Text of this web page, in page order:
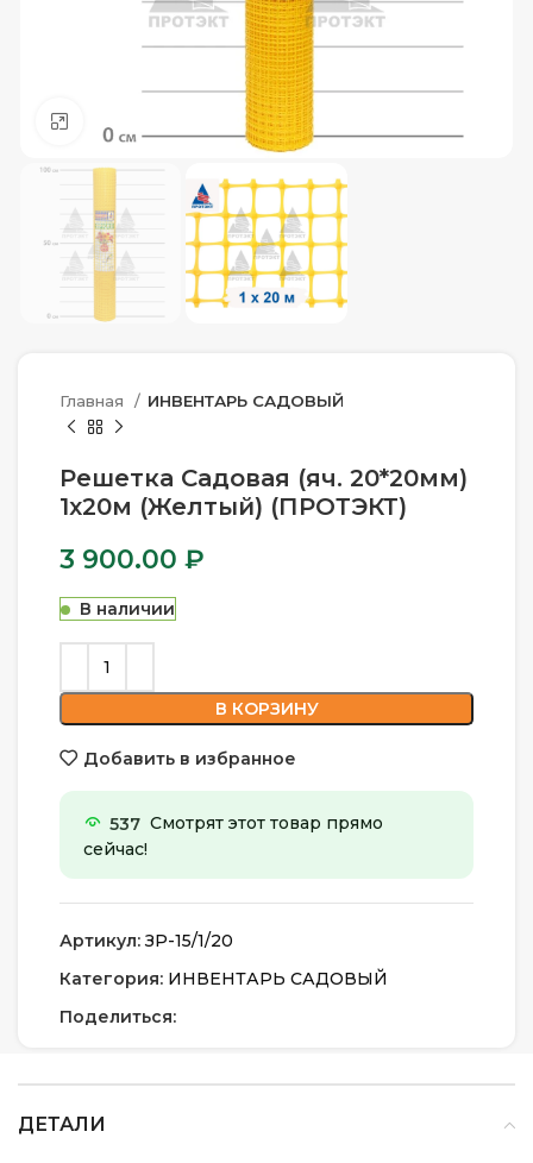
Нажмите, чтобы увеличить
Главная ИНВЕНТАРЬ САДОВЫЙ
Решетка Садовая (яч. 20*20мм)
1х20м (Желтый) (ПРОТЭКТ)
3 900.00 ₽
В наличии
В КОРЗИНУ
Добавить в избранное
537 Смотрят этот товар прямо
сейчас!
Артикул:ЗР-15/1/20
Категория: ИНВЕНТАРЬ САДОВЫЙ
Поделиться:
ДЕТАЛИ